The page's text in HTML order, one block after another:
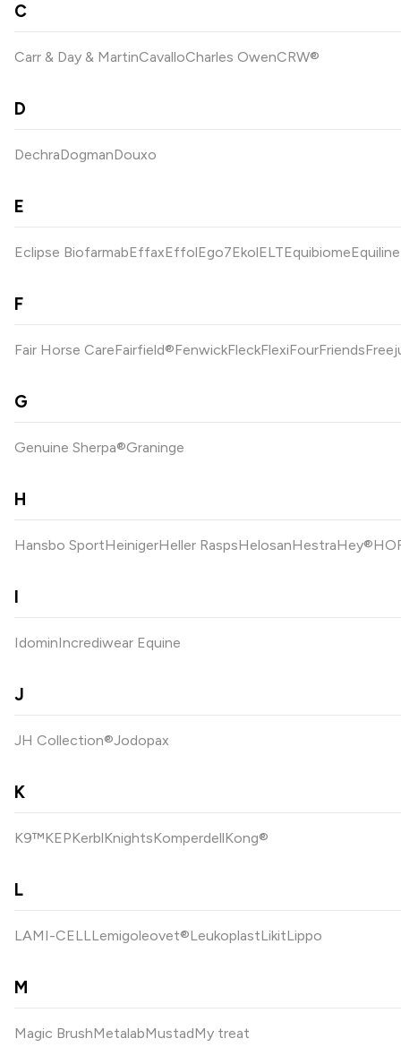
C
Carr & Day & MartinCavalloCharles OwenCRW®
D
DechraDogmanDouxo
E
Eclipse BiofarmabEffaxEffolEgo7EkolELTEquibiomeEquiline
F
Fair Horse CareFairfield®FenwickFleckFlexiFourFriends
G
Genuine Sherpa®Graninge
H
Hansbo SportHeinigerHeller RaspsHelosanHestraHey®
I
IdominIncrediwear Equine
J
JH Collection®Jodopax
K
K9™KEPKerblKnightsKomperdellKong®
L
LAMI-CELLLemigoleovet®LeukoplastLikitLippo
M
Magic BrushMetalabMustadMy treat